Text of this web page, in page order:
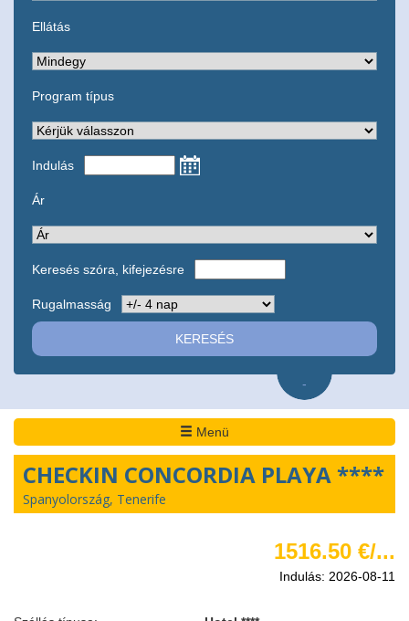
Ellátás
Program típus
Indulás
Ár
Keresés szóra, kifejezésre
Rugalmasság
-
Menü
CHECKIN CONCORDIA PLAYA ****
Spanyolország, Tenerife
1516.50 €/...
Indulás: 2026-08-11